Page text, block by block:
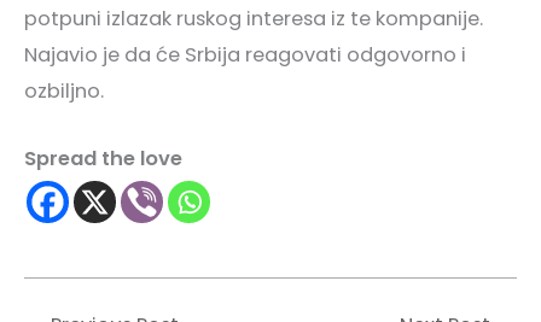
potpuni izlazak ruskog interesa iz te kompanije.
Najavio je da će Srbija reagovati odgovorno i
ozbiljno.
Spread the love